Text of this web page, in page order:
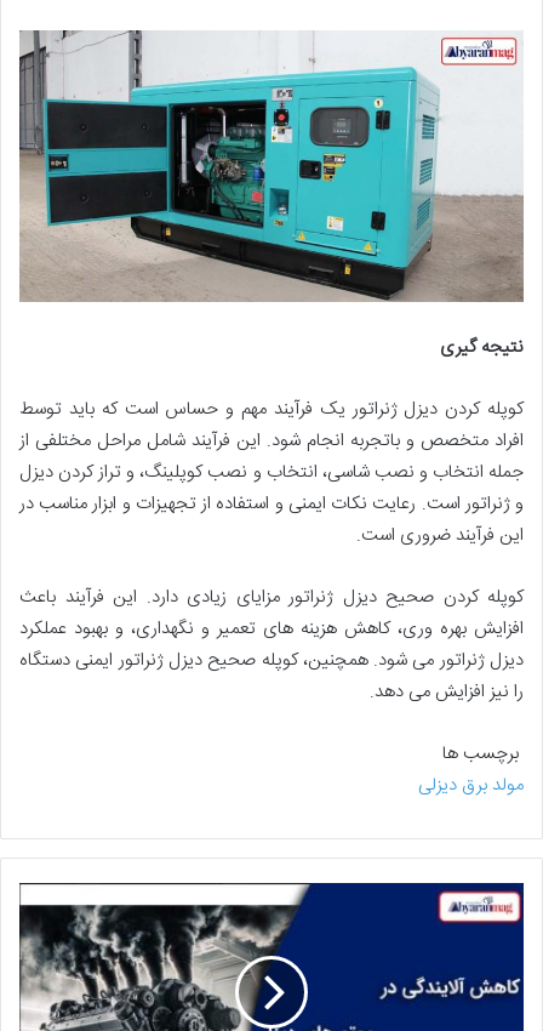
نتیجه گیری
کوپله کردن دیزل ژنراتور یک فرآیند مهم و حساس است که باید توسط
افراد متخصص و باتجربه انجام شود. این فرآیند شامل مراحل مختلفی از
جمله انتخاب و نصب شاسی، انتخاب و نصب کوپلینگ، و تراز کردن دیزل
و ژنراتور است. رعایت نکات ایمنی و استفاده از تجهیزات و ابزار مناسب در
این فرآیند ضروری است.
کوپله کردن صحیح دیزل ژنراتور مزایای زیادی دارد. این فرآیند باعث
افزایش بهره وری، کاهش هزینه های تعمیر و نگهداری، و بهبود عملکرد
دیزل ژنراتور می شود. همچنین، کوپله صحیح دیزل ژنراتور ایمنی دستگاه
را نیز افزایش می دهد.
برچسب ها
مولد برق دیزلی